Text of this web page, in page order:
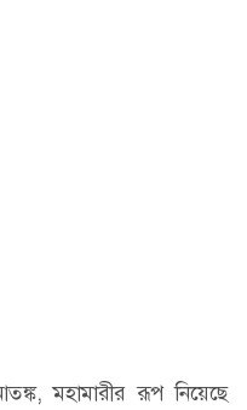
মহামারীর রূপ নিয়েছে